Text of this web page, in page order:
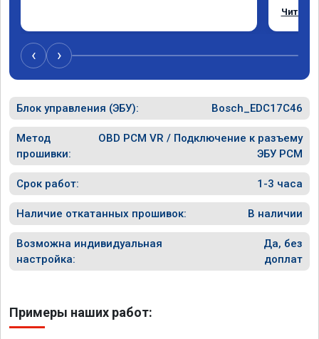
как
Читать
‹ ›
Блок управления (ЭБУ): Bosch_EDC17C46
Метод
прошивки:
OBD PCM VR / Подключение к разъему
ЭБУ PCM
Срок работ: 1-3 часа
Наличие откатанных прошивок: В наличии
Возможна индивидуальная
настройка:
Да, без
доплат
Примеры наших работ: